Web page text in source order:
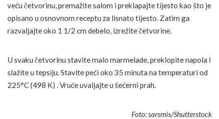
veću četvorinu, premažite salom i preklapajte tijesto kao što je
opisano u osnovnom receptu za lisnato tijesto. Zatim ga
razvaljajte oko 1 1/2 cm debelo, izrežite četvorine.
U svaku četvorinu stavite malo marmelade, preklopite napola i
slažite u tepsiju. Stavite peći oko 35 minuta na temperaturi od
225°C (498 K) . Vruće uvaljajte u šećerni prah.
Foto: sarsmis/Shutterstock